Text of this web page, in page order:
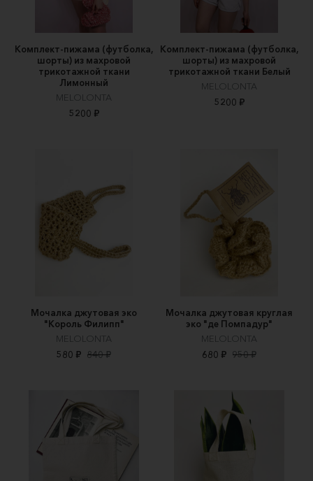
Комплект-пижама (футболка,
шорты) из махровой
трикотажной ткани
Лимонный
MELOLONTA
5200 ₽
Комплект-пижама (футболка,
шорты) из махровой
трикотажной ткани Белый
MELOLONTA
5200 ₽
Мочалка джутовая эко
"Король Филипп"
MELOLONTA
580 ₽ 840 ₽
Мочалка джутовая круглая
эко "де Помпадур"
MELOLONTA
680 ₽ 950 ₽